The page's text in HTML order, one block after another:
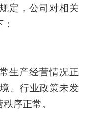
定，公司对相关
生产经营情况正
、行业政策未发
序正常。